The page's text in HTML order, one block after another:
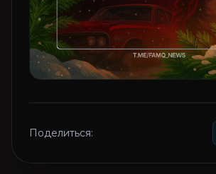
Поделиться: